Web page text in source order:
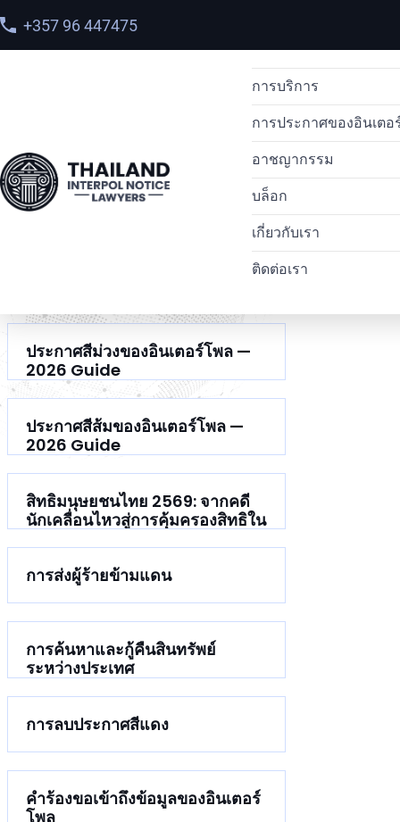
+357 96 447475
การบริการ
การส่งผู้ร้ายข้ามแดน
การส่งผู้ร้ายข้าม
การส่งตัวผู้ร้ายข้
การลบประกาศสีแดง
คำขอป้องกันล่วง
การแพร่กระจายขอ
ทนายความด้านสิท
อาชญากรรมคอขาว
รายชื่อผู้ต้องการตัว
การประกาศของอินเตอ
การแจ้งเตือนหมาย
หมายแจ้งเตือนสีน้ำ
การแจ้งเตือนสีเงินข
การแจ้งเตือนสีเหลือ
ประกาศสีม่วงของอิ
หมายพิเศษของคณ
อาชญากรรม
การค้ายาเสพติด
อาชญากรรมทางไซ
การฟอกเงิน
บล็อก
เกี่ยวกับเรา
กรณีศึกษา
ติดต่อเรา
หน้าแรก>การบริการ
ประกาศสีม่วงของอินเตอร์โพล —
2026 Guide
ประกาศสีส้มของอินเตอร์โพล —
2026 Guide
สิทธิมนุษยชนไทย 2569: จากคดี
นักเคลื่อนไหวสู่การคุ้มครองสิทธิใน
การส่งผู้ร้ายข้ามแดน
การค้นหาและกู้คืนสินทรัพย์
ระหว่างประเทศ
การลบประกาศสีแดง
คำร้องขอเข้าถึงข้อมูลของอินเตอร์
โพล